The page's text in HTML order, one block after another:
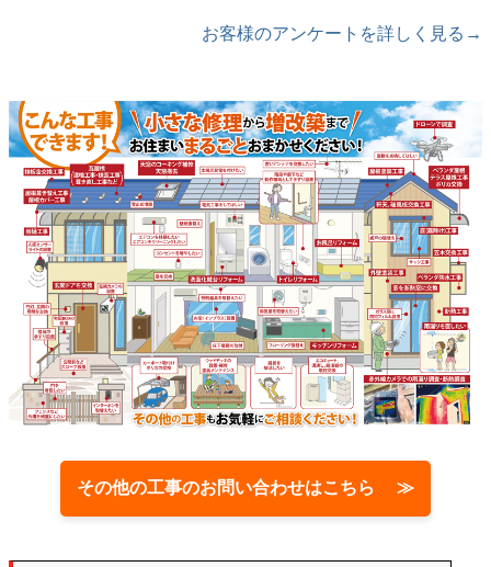
お客様のアンケートを詳しく見る→
その他の工事のお問い合わせはこちら ≫